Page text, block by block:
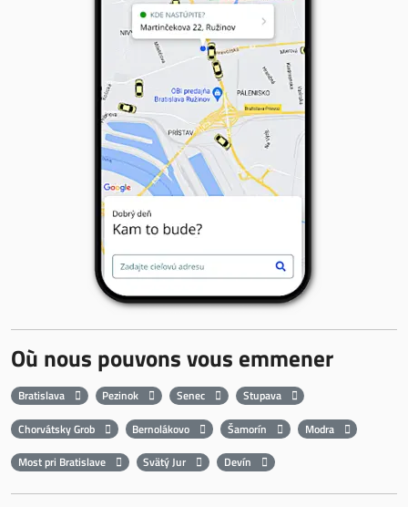
Où nous pouvons vous emmener
Bratislava Pezinok Senec
Stupava
Chorvátsky Grob
Bernolákovo Šamorín
Modra
Most pri Bratislave
Svätý Jur Devín